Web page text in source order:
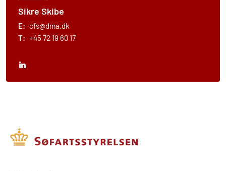
Sikre Skibe
E: cfs@dma.dk
T: +45 72 19 60 17